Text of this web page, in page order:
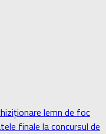
lemn de foc
finale la concursul de